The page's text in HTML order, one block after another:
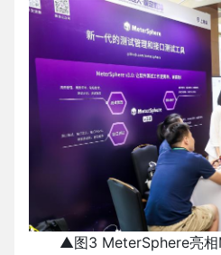
▲图3 MeterSphere亮